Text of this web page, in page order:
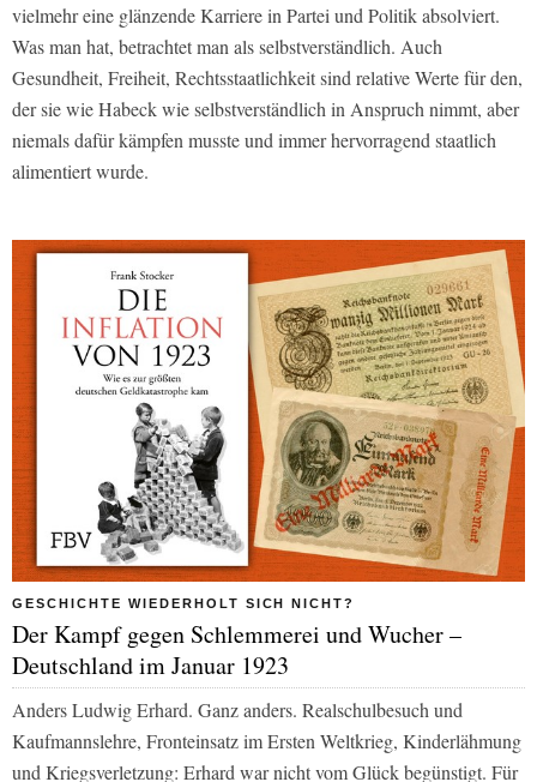
vielmehr eine glänzende Karriere in Partei und Politik absolviert.
Was man hat, betrachtet man als selbstverständlich. Auch
Gesundheit, Freiheit, Rechtsstaatlichkeit sind relative Werte für den,
der sie wie Habeck wie selbstverständlich in Anspruch nimmt, aber
niemals dafür kämpfen musste und immer hervorragend staatlich
alimentiert wurde.
GESCHICHTE WIEDERHOLT SICH NICHT?
Der Kampf gegen Schlemmerei und Wucher –
Deutschland im Januar 1923
Anders Ludwig Erhard. Ganz anders. Realschulbesuch und
Kaufmannslehre, Fronteinsatz im Ersten Weltkrieg, Kinderlähmung
und Kriegsverletzung: Erhard war nicht vom Glück begünstigt. Für